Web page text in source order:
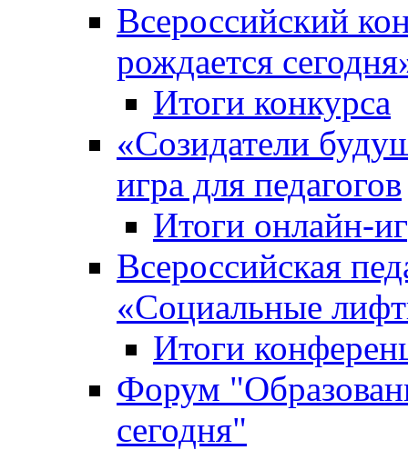
Всероссийский
рождается
Итоги конкурса
«Cозидатели
игра для педагогов
Итоги онлайн-
Всероссийская
«Cоциальные
Итоги
Форум
сегодня"